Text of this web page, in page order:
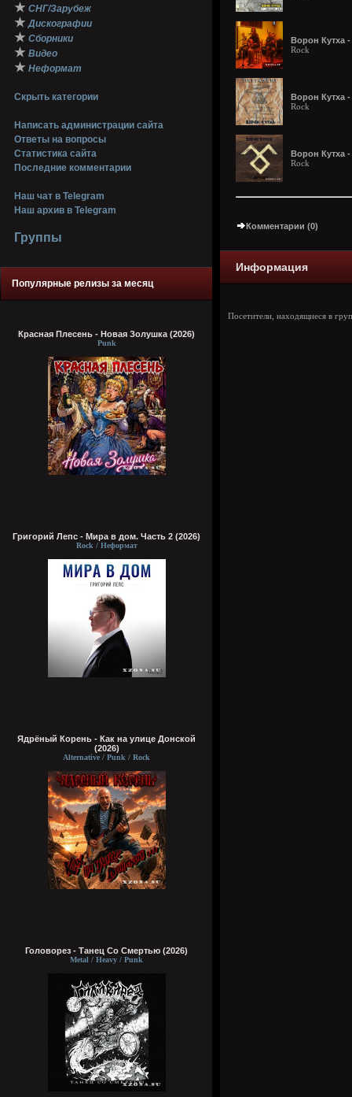
★ СНГ/Зарубеж
★ Дискографии
★ Сборники
★ Видео
★ Неформат
Скрыть категории
Написать администрации сайта
Ответы на вопросы
Статистика сайта
Последние комментарии
Наш чат в Telegram
Наш архив в Telegram
Группы
Популярные релизы за месяц
Красная Плесень - Новая Золушка (2026)
Punk
Григорий Лепс - Мира в дом. Часть 2 (2026)
Rock / Неформат
Ядрёный Корень - Как на улице Донской
(2026)
Alternative / Punk / Rock
Головорез - Tанец Со Смертью (2026)
Metal / Heavy / Punk
Ворон Кутха -
Rock
Ворон Кутха -
Rock
Ворон Кутха
Rock
Комментарии (0)
Информация
Посетители, находящиеся в